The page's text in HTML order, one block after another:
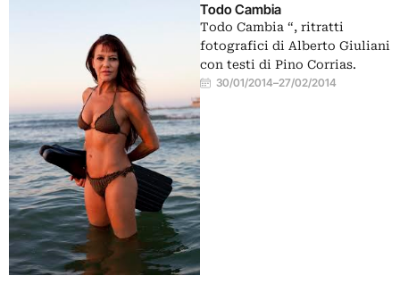
Todo Cambia
Todo Cambia “, ritratti
fotografici di Alberto Giuliani
con testi di Pino Corrias.
30/01/2014–27/02/2014